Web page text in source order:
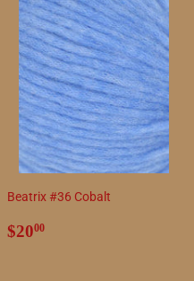
Beatrix #36 Cobalt
Precio
$2000